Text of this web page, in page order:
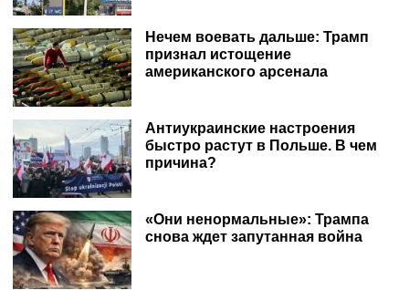
Нечем воевать дальше: Трамп
признал истощение
американского арсенала
Антиукраинские настроения
быстро растут в Польше. В чем
причина?
«Они ненормальные»: Трампа
снова ждет запутанная война